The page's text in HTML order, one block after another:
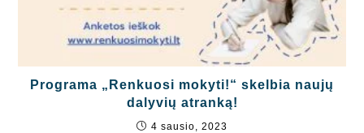
Programa „Renkuosi mokyti!“ skelbia naujų
dalyvių atranką!
4 sausio, 2023